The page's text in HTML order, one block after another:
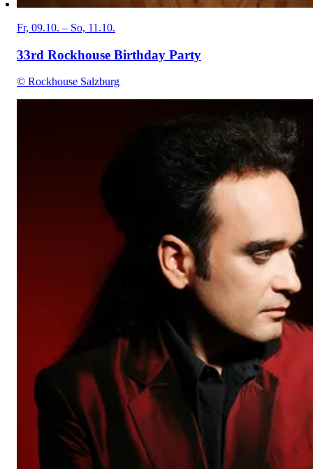
Fr, 09.10. – So, 11.10.
33rd Rockhouse Birthday Party
© Rockhouse Salzburg